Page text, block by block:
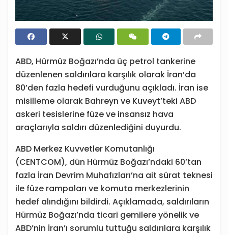
ABD, Hürmüz Boğazı’nda üç petrol tankerine
düzenlenen saldırılara karşılık olarak İran’da
80’den fazla hedefi vurduğunu açıkladı. İran ise
misilleme olarak Bahreyn ve Kuveyt’teki ABD
askeri tesislerine füze ve insansız hava
araçlarıyla saldırı düzenlediğini duyurdu.
ABD Merkez Kuvvetler Komutanlığı
(CENTCOM), dün Hürmüz Boğazı’ndaki 60’tan
fazla İran Devrim Muhafızları’na ait sürat teknesi
ile füze rampaları ve komuta merkezlerinin
hedef alındığını bildirdi. Açıklamada, saldırıların
Hürmüz Boğazı’nda ticari gemilere yönelik ve
ABD’nin İran’ı sorumlu tuttuğu saldırılara karşılık